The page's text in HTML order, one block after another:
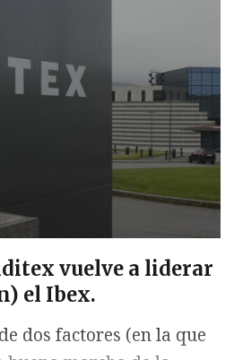
vuelve a liderar
el Ibex.
dos factores (en la que